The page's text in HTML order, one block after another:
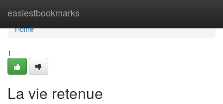
easiestbookmarks
Home
Home
1
La vie retenue